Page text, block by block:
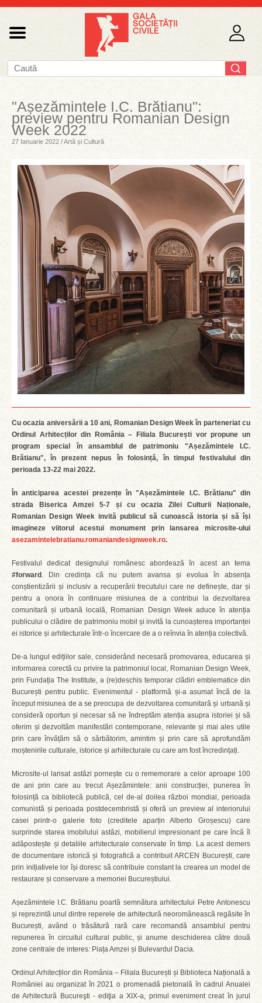
"Așezămintele I.C. Brătianu":
preview pentru Romanian Design
Week 2022
27 Ianuarie 2022 / Artă și Cultură
Cu ocazia aniversării a 10 ani, Romanian Design Week în parteneriat cu
Ordinul Arhitecților din România – Filiala București vor propune un
program special în ansamblul de patrimoniu "Așezămintele I.C.
Brătianu", în prezent nepus în folosință, în timpul festivalului din
perioada 13-22 mai 2022.
În anticiparea acestei prezențe în "Așezămintele I.C. Brătianu" din
strada Biserica Amzei 5-7 și cu ocazia Zilei Culturii Naționale,
Romanian Design Week invită publicul să cunoască istoria și să își
imagineze viitorul acestui monument prin lansarea microsite-ului
asezamintelebratianu.romaniandesignweek.ro.
Festivalul dedicat designului românesc abordează în acest an tema
#forward . Din credința că nu putem avansa și evolua în absența
conștientizării și inclusiv a recuperării trecutului care ne definește, dar și
pentru a onora în continuare misiunea de a contribui la dezvoltarea
comunitară și urbană locală, Romanian Design Week aduce în atenția
publicului o clădire de patrimoniu mobil și invită la cunoașterea importanței
ei istorice și arhitecturale într-o încercare de a o reînvia în atenția colectivă.
De-a lungul edițiilor sale, considerând necesară promovarea, educarea și
informarea corectă cu privire la patrimoniul local, Romanian Design Week,
prin Fundația The Institute, a (re)deschis temporar clădiri emblematice din
București pentru public. Evenimentul - platformă și-a asumat încă de la
început misiunea de a se preocupa de dezvoltarea comunitară și urbană și
consideră oportun și necesar să ne îndreptăm atenția asupra istoriei și să
oferim și dezvoltăm manifestări contemporane, relevante și mai ales utile
prin care învățăm să o sărbătorim, amintim și prin care să aprofundăm
moștenirile culturale, istorice și arhitecturale cu care am fost încredințați.
Microsite-ul lansat astăzi pornește cu o rememorare a celor aproape 100
de ani prin care au trecut Așezămintele: anii construcției, punerea în
folosință ca bibliotecă publică, cel de-al doilea război mondial, perioada
comunistă și perioada postdecembristă și oferă un preview al interiorului
casei printr-o galerie foto (creditele aparțin Alberto Groșescu) care
surprinde starea imobilului astăzi, mobilierul impresionant pe care încă îl
adăpostește și detaliile arhitecturale conservate în timp. La acest demers
de documentare istorică și fotografică a contribuit ARCEN București, care
prin inițiativele lor își doresc să contribuie constant la crearea un model de
restaurare și conservare a memoriei Bucureștiului.
Așezămintele I.C. Brătianu poartă semnătura arhitectului Petre Antonescu
și reprezintă unul dintre reperele de arhitectură neoromânească regăsite în
București, având o trăsătură rară care recomandă ansamblul pentru
repunerea în circuitul cultural public, și anume deschiderea către două
zone centrale de interes: Piața Amzei și Bulevardul Dacia.
Ordinul Arhitecților din România – Filiala București și Biblioteca Națională a
României au organizat în 2021 o promenadă pietonală în cadrul Anualei
de Arhitectură Bucureşti - ediţia a XIX-a, primul eveniment creat în jurul